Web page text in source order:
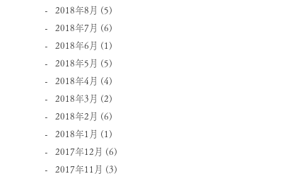
2018年8月 (5)
2018年7月 (6)
2018年6月 (1)
2018年5月 (5)
2018年4月 (4)
2018年3月 (2)
2018年2月 (6)
2018年1月 (1)
2017年12月 (6)
2017年11月 (3)